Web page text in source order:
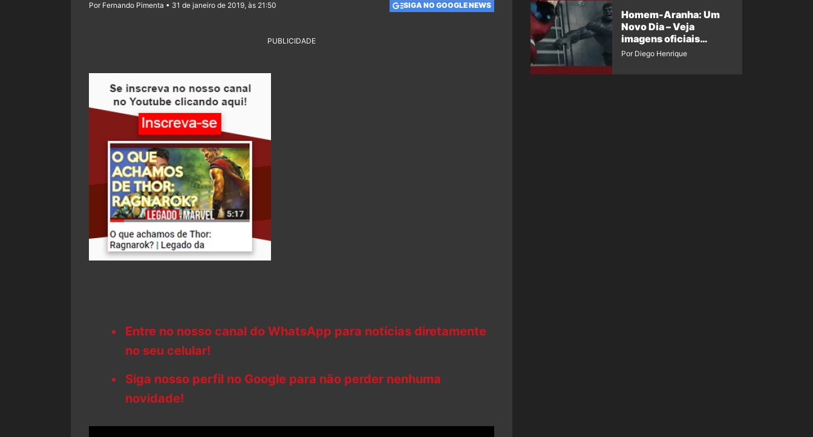
Por Fernando Pimenta • 31 de janeiro de 2019, às 21:50 SIGA NO GOOGLE NEWS
PUBLICIDADE
Entre no nosso canal do WhatsApp para notícias diretamente
no seu celular!
Siga nosso perfil no Google para não perder nenhuma
novidade!
Homem-Aranha: Um
Novo Dia – Veja
imagens oficiais
descartadas do Hulk
Por Diego Henrique